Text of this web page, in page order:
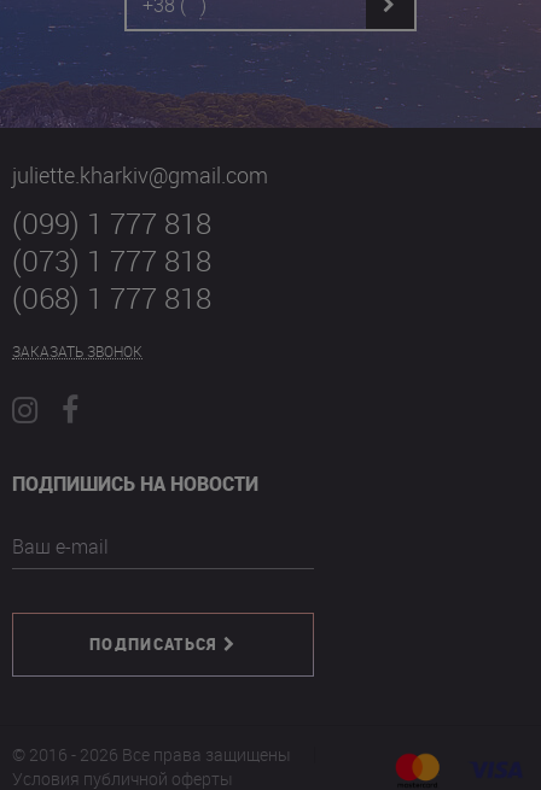
juliette.kharkiv@gmail.com
(099) 1 777 818
(073) 1 777 818
(068) 1 777 818
ЗАКАЗАТЬ ЗВОНОК
ПОДПИШИСЬ НА НОВОСТИ
Ваш e-mail
ПОДПИСАТЬСЯ
© 2016 - 2026 Все права защищены
Условия публичной оферты